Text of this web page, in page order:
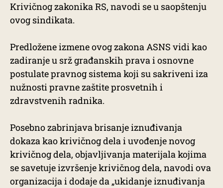
Krivičnog zakonika RS, navodi se u saopštenju
ovog sindikata.
Predložene izmene ovog zakona ASNS vidi kao
zadiranje u srž građanskih prava i osnovne
postulate pravnog sistema koji su sakriveni iza
nužnosti pravne zaštite prosvetnih i
zdravstvenih radnika.
Posebno zabrinjava brisanje iznuđivanja
dokaza kao krivičnog dela i uvođenje novog
krivičnog dela, objavljivanja materijala kojima
se savetuje izvršenje krivičnog dela, navodi ova
organizacija i dodaje da „ukidanje iznuđivanja